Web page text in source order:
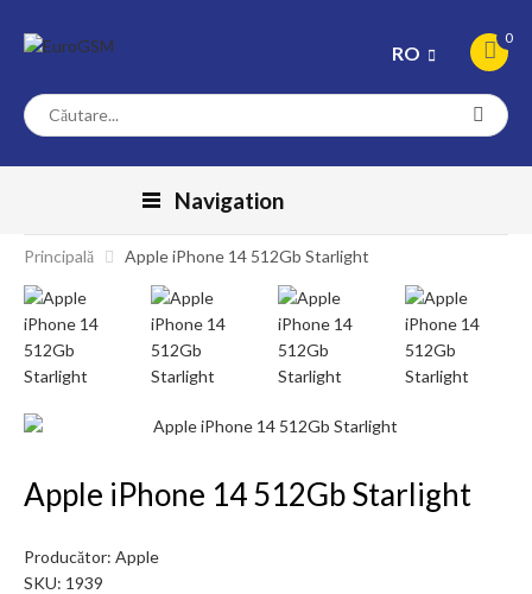
0
RO
Navigation
Principală Apple iPhone 14 512Gb Starlight
Apple iPhone 14 512Gb Starlight
Producător: Apple
SKU: 1939